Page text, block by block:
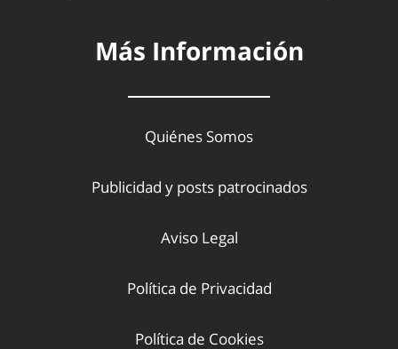
Más Información
Quiénes Somos
Publicidad y posts patrocinados
Aviso Legal
Política de Privacidad
Política de Cookies